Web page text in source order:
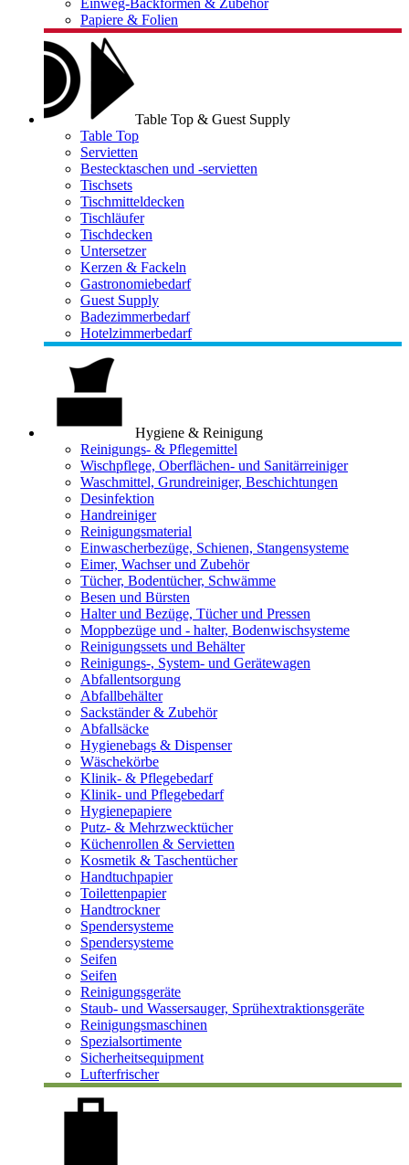
Einweg-Backformen & Zubehör
Papiere & Folien
Table Top & Guest Supply
Table Top
Servietten
Bestecktaschen und -servietten
Tischsets
Tischmitteldecken
Tischläufer
Tischdecken
Untersetzer
Kerzen & Fackeln
Gastronomiebedarf
Guest Supply
Badezimmerbedarf
Hotelzimmerbedarf
Hygiene & Reinigung
Reinigungs- & Pflegemittel
Wischpflege, Oberflächen- und Sanitärreiniger
Waschmittel, Grundreiniger, Beschichtungen
Desinfektion
Handreiniger
Reinigungsmaterial
Einwascherbezüge, Schienen, Stangensysteme
Eimer, Wachser und Zubehör
Tücher, Bodentücher, Schwämme
Besen und Bürsten
Halter und Bezüge, Tücher und Pressen
Moppbezüge und - halter, Bodenwischsysteme
Reinigungssets und Behälter
Reinigungs-, System- und Gerätewagen
Abfallentsorgung
Abfallbehälter
Sackständer & Zubehör
Abfallsäcke
Hygienebags & Dispenser
Wäschekörbe
Klinik- & Pflegebedarf
Klinik- und Pflegebedarf
Hygienepapiere
Putz- & Mehrzwecktücher
Küchenrollen & Servietten
Kosmetik & Taschentücher
Handtuchpapier
Toilettenpapier
Handtrockner
Spendersysteme
Spendersysteme
Seifen
Seifen
Reinigungsgeräte
Staub- und Wassersauger, Sprühextraktionsgeräte
Reinigungsmaschinen
Spezialsortimente
Sicherheitsequipment
Lufterfrischer